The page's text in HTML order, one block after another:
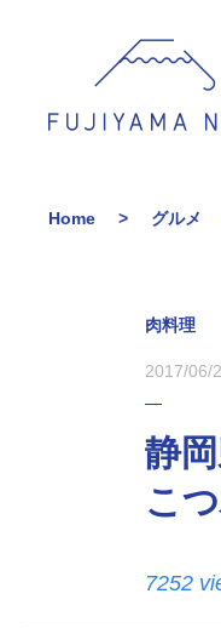
Home グルメ
肉料理
2017/06/
静
こ
7252